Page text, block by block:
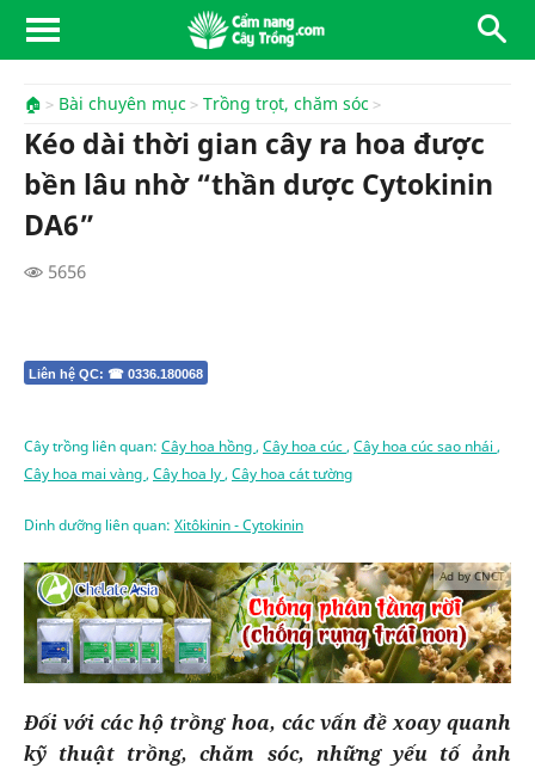
🏠 Bài chuyên mục Trồng trọt, chăm sóc
Kéo dài thời gian cây ra hoa được
bền lâu nhờ “thần dược Cytokinin
DA6”
5656
Liên hệ QC: ☎ 0336.180068
Cây trồng liên quan: Cây hoa hồng, Cây hoa cúc, Cây hoa cúc sao nhái ,
Cây hoa mai vàng, Cây hoa ly, Cây hoa cát tường
Dinh dưỡng liên quan: Xitôkinin - Cytokinin
Ad by CNCT
Đối với các hộ trồng hoa, các vấn đề xoay quanh
kỹ thuật trồng, chăm sóc, những yếu tố ảnh